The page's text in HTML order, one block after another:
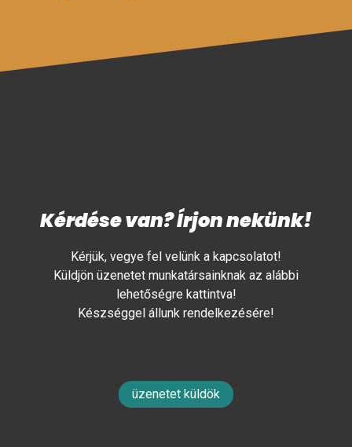
Kérdése van? Írjon nekünk!
Kérjük, vegye fel velünk a kapcsolatot!
Küldjön üzenetet munkatársainknak az alábbi
lehetőségre kattintva!
Készséggel állunk rendelkezésére!
üzenetet küldök